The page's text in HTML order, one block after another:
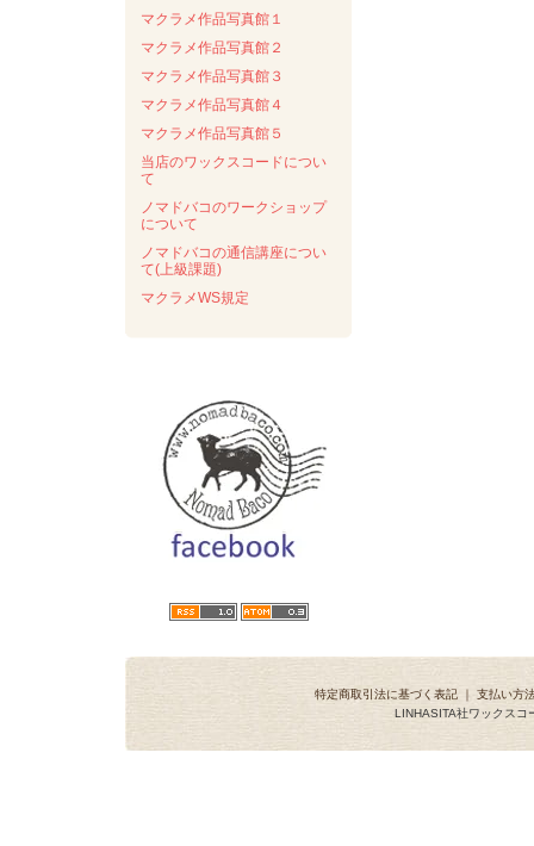
マクラメ作品写真館１
マクラメ作品写真館２
マクラメ作品写真館３
マクラメ作品写真館４
マクラメ作品写真館５
当店のワックスコードについ
て
ノマドバコのワークショップ
について
ノマドバコの通信講座につい
て(上級課題)
マクラメWS規定
特定商取引法に基づく表記｜ 支払い方
LINHASITA社ワックスコ